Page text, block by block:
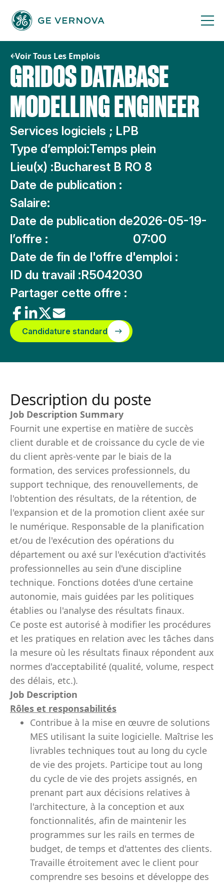
contenu
Voir Tous Les Emplois
GRIDOS DATABASE
MODELLING ENGINEER
Services logiciels ; LPB
Type d’emploi:Temps plein
Lieu(x) :Bucharest B RO 8
Date de publication :
Salaire:
Date de publication de
l’offre :
2026-05-19-
07:00
Date de fin de l'offre d'emploi :
ID du travail :R5042030
Partager cette offre :
Candidature standard
Description du poste
Job Description Summary
Fournit une expertise en matière de succès
client durable et de croissance du cycle de vie
du client après-vente par le biais de la
formation, des services professionnels, du
support technique, des renouvellements, de
l'obtention des résultats, de la rétention, de
l'expansion et de la promotion client axée sur
le numérique. Responsable de la planification
et/ou de l'exécution des opérations du
département ou axé sur l'exécution d'activités
professionnelles au sein d'une discipline
technique. Fonctions dotées d'une certaine
autonomie, mais guidées par les politiques
établies ou l'analyse des résultats finaux.
Ce poste est autorisé à modifier les procédures
et les pratiques en relation avec les tâches dans
la mesure où les résultats finaux répondent aux
normes d'acceptabilité (qualité, volume, respect
des délais, etc.).
Job Description
Rôles et responsabilités
Contribue à la mise en œuvre de solutions
MES utilisant la suite logicielle. Maîtrise les
livrables techniques tout au long du cycle
de vie des projets. Participe tout au long
du cycle de vie des projets assignés, en
prenant part aux décisions relatives à
l'architecture, à la conception et aux
fonctionnalités, afin de maintenir les
programmes sur les rails en termes de
budget, de temps et d'attentes des clients.
Travaille étroitement avec le client pour
comprendre ses besoins et développe des